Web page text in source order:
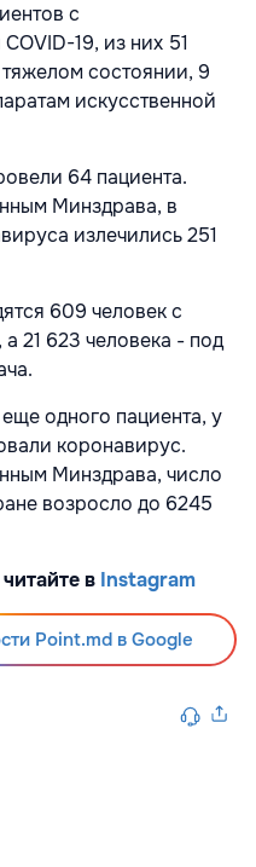
с
19, из них 51
состоянии, 9
искусственной
64 пациента.
Минздрава, в
излечились 251
609 человек с
21 623 человека - под
одного пациента, у
коронавирус.
Минздрава, число
возросло до 6245
в Instagram
Point.md в Google